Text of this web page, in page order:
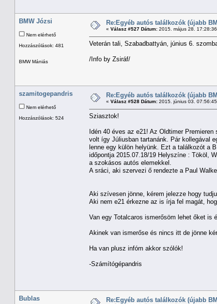
BMW Józsi
Nem elérhető
Hozzászólások: 481
BMW Mániás
Re:Egyéb autós találkozók (újabb
« Válasz #527 Dátum: 2015. május 28.
Veterán tali, Szabadbattyán, június 6.
/Info by Zsiráf/
szamitogepandris
Nem elérhető
Hozzászólások: 524
Re:Egyéb autós találkozók (újabb
« Válasz #528 Dátum: 2015. június 03.
Sziasztok!
Idén 40 éves az e21! Az Oldtimer
volt így Júliusban tartanánk. Pár kollegával
lenne egy külön helyünk. Ezt a találkozót a
időpontja 2015.07.18/19 Helyszíne : Tököl,
a szokásos autós elemekkel.
A sráci, aki szervezi ő rendezte a Paul
Aki szívesen jönne, kérem jelezze hogy
Aki nem e21 érkezne az is írja fel magát,
Van egy Totalcaros ismerősöm lehet őket is
Akinek van ismerőse és nincs itt de jönne
Ha van plusz infóm akkor szólók!
-Számítógépandris
Bublas Re:Egyéb autós találkozók (újabb